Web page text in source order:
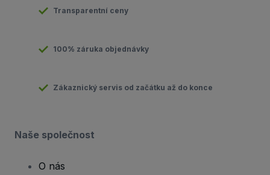
Transparentní ceny
100% záruka objednávky
Zákaznický servis od začátku až do konce
Naše společnost
O nás